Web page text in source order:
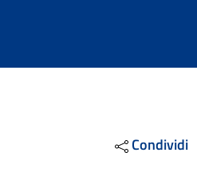
Condividi